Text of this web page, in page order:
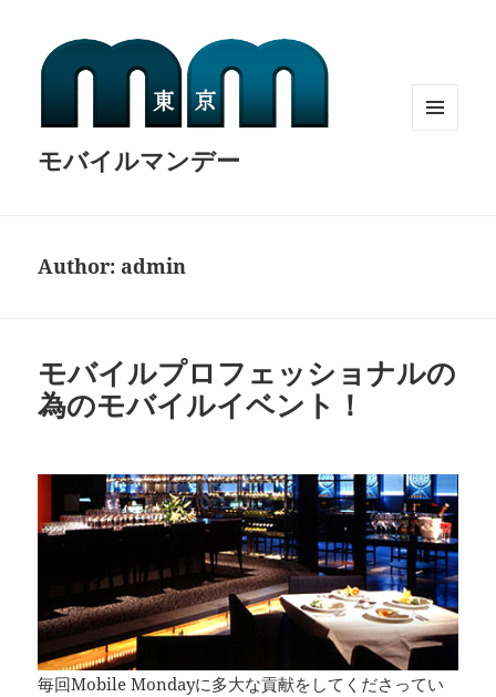
モバイルマンデー
Author: admin
モバイルプロフェッショナルの
為のモバイルイベント！
毎回Mobile Mondayに多大な貢献をしてくださってい